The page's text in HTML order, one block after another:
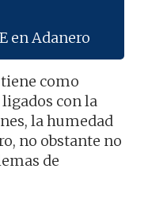
en Adanero
como
con la
la humedad
no obstante no
de